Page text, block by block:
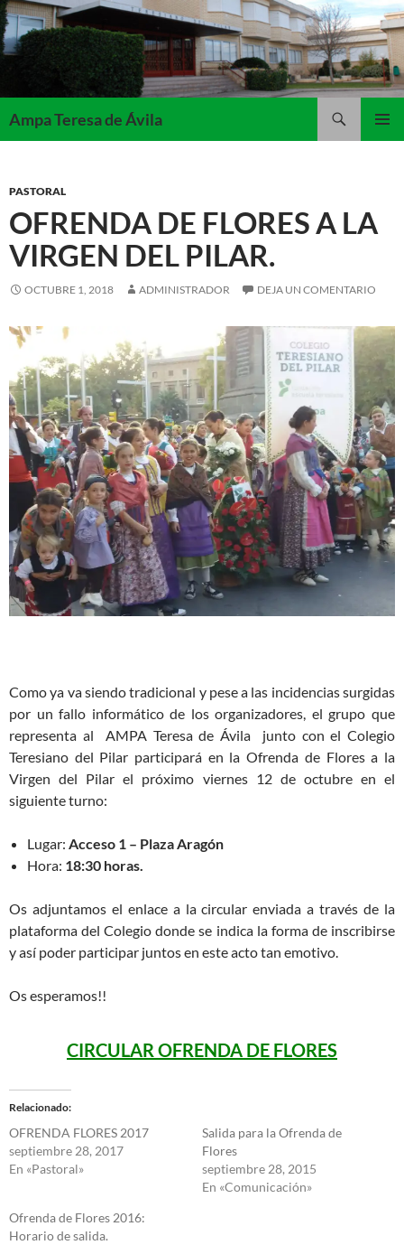
Saltar
al
contenido
Ampa Teresa de Ávila
PASTORAL
OFRENDA DE FLORES A LA
VIRGEN DEL PILAR.
OCTUBRE 1, 2018 ADMINISTRADOR DEJA UN COMENTARIO
Como ya va siendo tradicional y pese a las incidencias surgidas
por un fallo informático de los organizadores, el grupo que
representa al AMPA Teresa de Ávila junto con el Colegio
Teresiano del Pilar participará en la Ofrenda de Flores a la
Virgen del Pilar el próximo viernes 12 de octubre en el
siguiente turno:
Lugar: Acceso 1 – Plaza Aragón
Hora: 18:30 horas.
Os adjuntamos el enlace a la circular enviada a través de la
plataforma del Colegio donde se indica la forma de inscribirse
y así poder participar juntos en este acto tan emotivo.
Os esperamos!!
CIRCULAR OFRENDA DE FLORES
Relacionado
OFRENDA FLORES 2017
septiembre 28, 2017
En «Pastoral»
Salida para la Ofrenda de
Flores
septiembre 28, 2015
En «Comunicación»
Ofrenda de Flores 2016:
Horario de salida.